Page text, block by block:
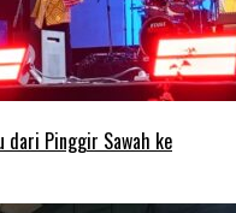
dari Pinggir Sawah ke